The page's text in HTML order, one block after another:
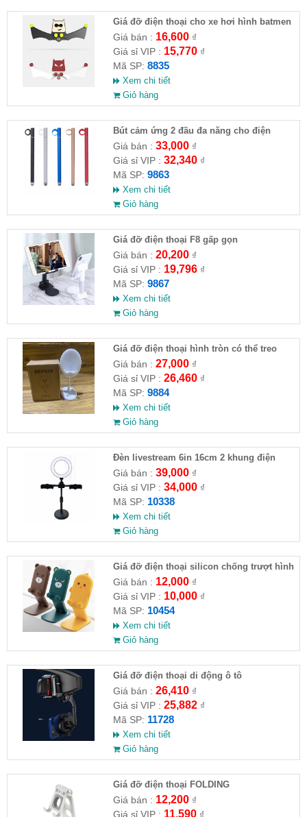
Giá đỡ điện thoại cho xe hơi hình batmen
Giá bán : 16,600₫
Giá sỉ VIP : 15,770₫
Mã SP: 8835
Xem chi tiết
Giỏ hàng
Bút cảm ứng 2 đầu đa năng cho điện
thoại, máy tính bảng
Giá bán : 33,000₫
Giá sỉ VIP : 32,340₫
Mã SP: 9863
Xem chi tiết
Giỏ hàng
Giá đỡ điện thoại F8 gấp gọn
Giá bán : 20,200₫
Giá sỉ VIP : 19,796₫
Mã SP: 9867
Xem chi tiết
Giỏ hàng
Giá đỡ điện thoại hình tròn có thể treo
móc khoá
Giá bán : 27,000₫
Giá sỉ VIP : 26,460₫
Mã SP: 9884
Xem chi tiết
Giỏ hàng
Đèn livestream 6in 16cm 2 khung điện
thoại
Giá bán : 39,000₫
Giá sỉ VIP : 34,000₫
Mã SP: 10338
Xem chi tiết
Giỏ hàng
Giá đỡ điện thoại silicon chống trượt hình
thú
Giá bán : 12,000₫
Giá sỉ VIP : 10,000₫
Mã SP: 10454
Xem chi tiết
Giỏ hàng
Giá đỡ điện thoại di động ô tô
Giá bán : 26,410₫
Giá sỉ VIP : 25,882₫
Mã SP: 11728
Xem chi tiết
Giỏ hàng
Giá đỡ điện thoại FOLDING
Giá bán : 12,200₫
Giá sỉ VIP : 11,590₫